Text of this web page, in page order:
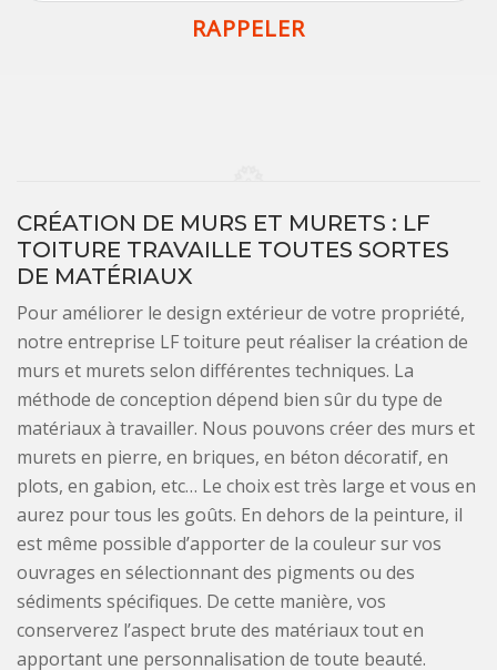
CRÉATION DE MURS ET MURETS : LF
TOITURE TRAVAILLE TOUTES SORTES
DE MATÉRIAUX
Pour améliorer le design extérieur de votre propriété,
notre entreprise LF toiture peut réaliser la création de
murs et murets selon différentes techniques. La
méthode de conception dépend bien sûr du type de
matériaux à travailler. Nous pouvons créer des murs et
murets en pierre, en briques, en béton décoratif, en
plots, en gabion, etc… Le choix est très large et vous en
aurez pour tous les goûts. En dehors de la peinture, il
est même possible d’apporter de la couleur sur vos
ouvrages en sélectionnant des pigments ou des
sédiments spécifiques. De cette manière, vos
conserverez l’aspect brute des matériaux tout en
apportant une personnalisation de toute beauté.